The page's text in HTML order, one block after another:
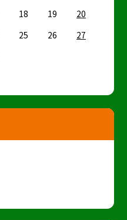
18 19
20
25 26
27